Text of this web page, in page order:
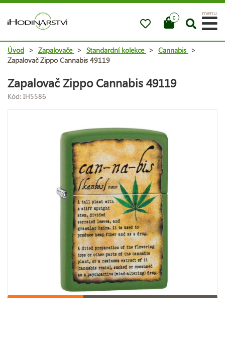
0
menu
Úvod > Zapalovače > Standardní kolekce > Cannabis >
Zapalovač Zippo Cannabis 49119
Zapalovač Zippo Cannabis 49119
Kód: IH5586